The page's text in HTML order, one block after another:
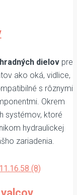
dielovpre
ako oká, vidlice,
s rôznymi
Okrem
systémov, ktoré
hydraulickej
zariadenia.